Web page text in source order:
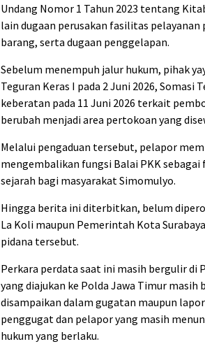
Undang Nomor 1 Tahun 2023 tentang
lain dugaan perusakan fasilitas
barang, serta dugaan penggelapan.
Sebelum menempuh jalur hukum, pihak
Teguran Keras I pada 2 Juni 2026, Somasi
keberatan pada 11 Juni 2026 terkait
berubah menjadi area pertokoan yang
Melalui pengaduan tersebut, pelapor
mengembalikan fungsi Balai PKK
sejarah bagi masyarakat Simomulyo.
Hingga berita ini diterbitkan, belum
La Koli maupun Pemerintah Kota
pidana tersebut.
Perkara perdata saat ini masih bergulir di
yang diajukan ke Polda Jawa Timur masih
disampaikan dalam gugatan maupun
penggugat dan pelapor yang masih
hukum yang berlaku.